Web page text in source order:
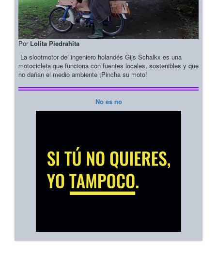
Por Lolita Piedrahita
La slootmotor del ingeniero holandés Gijs Schalkx es una
motocicleta que funciona con fuentes locales, sostenibles y que
no dañan el medio ambiente ¡Pincha su moto!
No es no